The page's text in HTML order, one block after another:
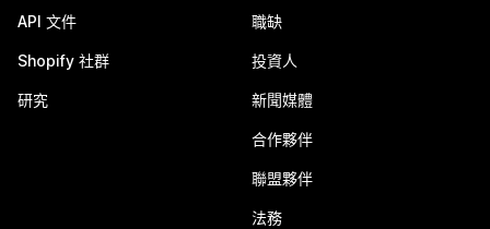
API 文件
Shopify 社群
研究
職缺
投資人
新聞媒體
合作夥伴
聯盟夥伴
法務